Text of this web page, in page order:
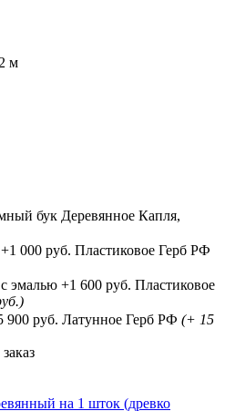
м
Деревянное Капля,
Пластиковое Герб РФ
Пластиковое
Латунное Герб РФ (+ 15